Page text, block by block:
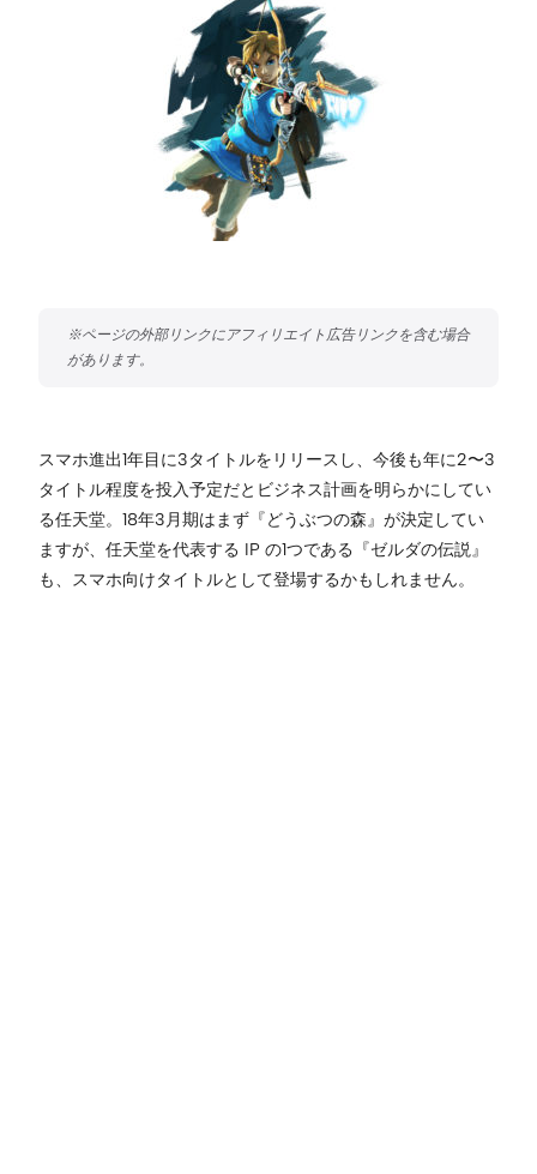
スマホ進出1年目に3タイトルをリリースし、今後も年に2〜3
タイトル程度を投入予定だとビジネス計画を明らかにしてい
る任天堂。18年3月期はまず『どうぶつの森』が決定してい
ますが、任天堂を代表する IP の1つである『ゼルダの伝説』
も、スマホ向けタイトルとして登場するかもしれません。